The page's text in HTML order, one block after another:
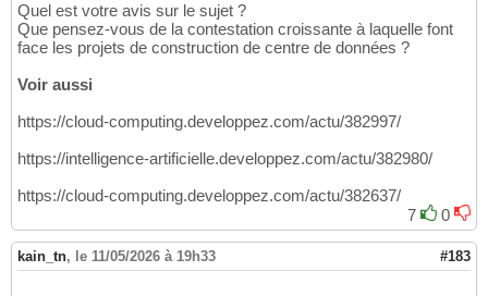
Quel est votre avis sur le sujet ?
Que pensez-vous de la contestation croissante à laquelle font
face les projets de construction de centre de données ?
Voir aussi
https://cloud-computing.developpez.com/actu/382997/
https://intelligence-artificielle.developpez.com/actu/382980/
https://cloud-computing.developpez.com/actu/382637/
7
0
kain_tn, le 11/05/2026 à 19h33 #183